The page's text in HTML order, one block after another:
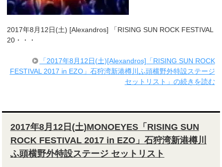
2017年8月12日(土) [Alexandros] 「RISING SUN ROCK FESTIVAL
20・・・
「2017年8月12日(土)[Alexandros]「RISING SUN ROCK
FESTIVAL 2017 in EZO」石狩湾新港樽川ふ頭横野外特設ステージ
セットリスト」の続きを読む
2017年8月12日(土)MONOEYES「RISING SUN
ROCK FESTIVAL 2017 in EZO」石狩湾新港樽川
ふ頭横野外特設ステージ セットリスト